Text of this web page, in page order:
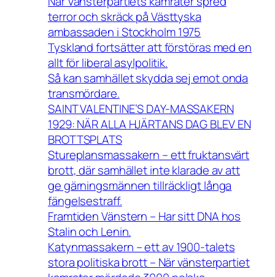
terror och skräck på Västtyska
ambassaden i Stockholm 1975
Tyskland fortsätter att förstöras med en
allt för liberal asylpolitik.
Så kan samhället skydda sej emot onda
transmördare.
SAINT VALENTINE’S DAY-MASSAKERN
1929: NÄR ALLA HJÄRTANS DAG BLEV EN
BROTTSPLATS
Stureplansmassakern – ett fruktansvärt
brott, där samhället inte klarade av att
ge gärningsmännen tillräckligt långa
fängelsestraff.
Framtiden Vänstern – Har sitt DNA hos
Stalin och Lenin.
Katynmassakern – ett av 1900-talets
stora politiska brott – När vänsterpartiet